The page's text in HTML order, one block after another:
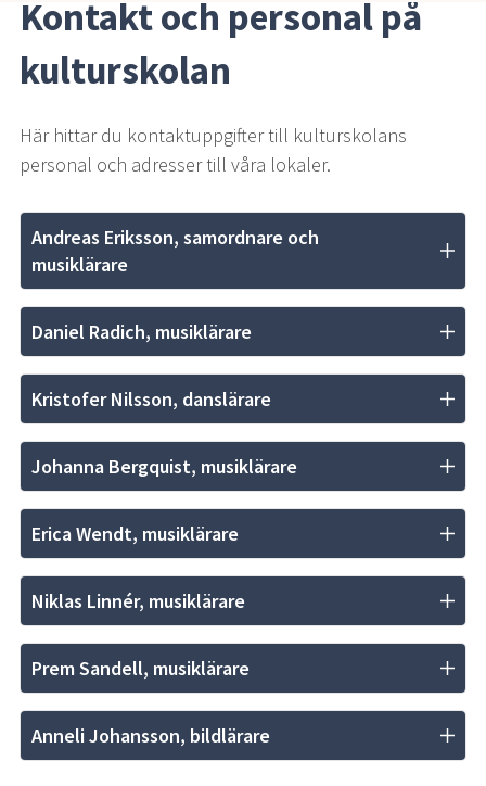
Kontakt och personal på
kulturskolan
Här hittar du kontaktuppgifter till kulturskolans
personal och adresser till våra lokaler.
Andreas Eriksson, samordnare och
musiklärare
Daniel Radich, musiklärare
Kristofer Nilsson, danslärare
Johanna Bergquist, musiklärare
Erica Wendt, musiklärare
Niklas Linnér, musiklärare
Prem Sandell, musiklärare
Anneli Johansson, bildlärare